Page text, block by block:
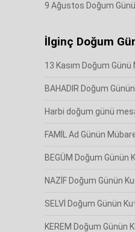
9 Ağustos Doğum
İlginç Doğum
13 Kasım Doğum Günü
BAHADIR Doğum
Harbi doğum günü
FAMİL Ad Günün
BEGÜM Doğum Günün
NAZİF Doğum Günün
SELVİ Doğum Günün
KEREM Doğum Günün